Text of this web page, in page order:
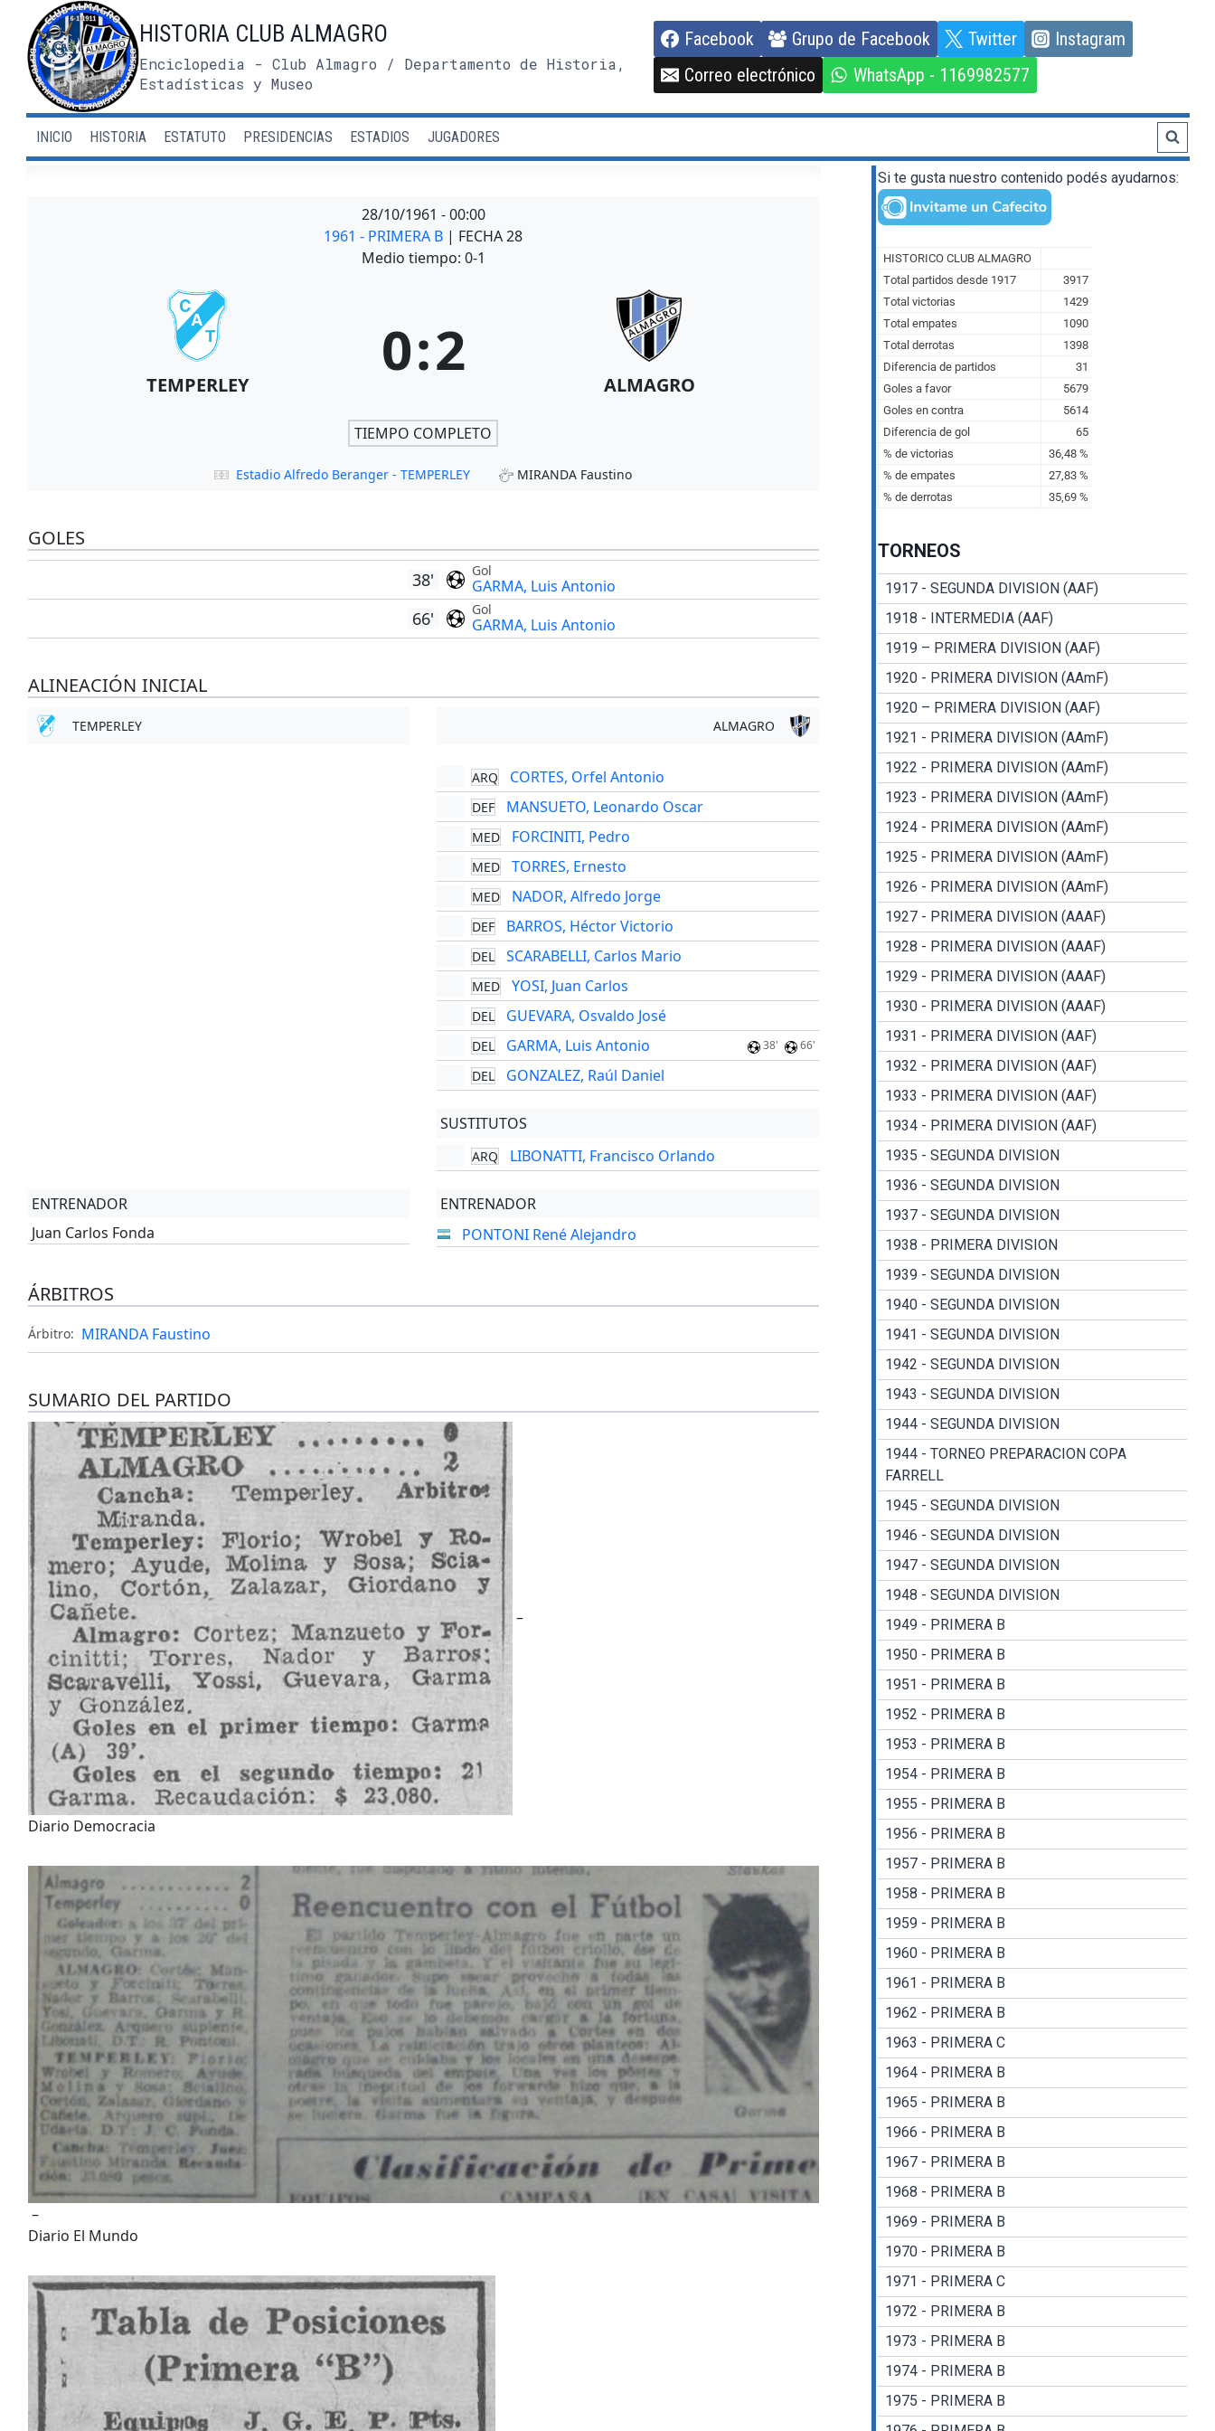
contenido
HISTORIA CLUB ALMAGRO
Enciclopedia - Club Almagro / Departamento de Historia,
Estadísticas y Museo
Facebook Grupo de Facebook Twitter
Instagram
Correo electrónico
WhatsApp - 1169982577
INICIO HISTORIA ESTATUTO PRESIDENCIAS ESTADIOS JUGADORES
28/10/1961 -00:00
1961 - PRIMERA B | FECHA 28
Medio tiempo: 0-1
TEMPERLEY 0:2 ALMAGRO
TIEMPO COMPLETO
Estadio Alfredo Beranger - TEMPERLEY MIRANDA Faustino
GOLES
38' Gol
GARMA, Luis Antonio
66' Gol
GARMA, Luis Antonio
ALINEACIÓN INICIAL
TEMPERLEY
ENTRENADOR
Juan Carlos Fonda
ALMAGRO
ARQ CORTES, Orfel Antonio
DEF MANSUETO, Leonardo Oscar
MED FORCINITI, Pedro
MED TORRES, Ernesto
MED NADOR, Alfredo Jorge
DEF BARROS, Héctor Victorio
DEL SCARABELLI, Carlos Mario
MED YOSI, Juan Carlos
DEL GUEVARA, Osvaldo José
DEL GARMA, Luis Antonio 38' 66'
DEL GONZALEZ, Raúl Daniel
SUSTITUTOS
ARQ LIBONATTI, Francisco Orlando
ENTRENADOR
PONTONI René Alejandro
ÁRBITROS
Árbitro: MIRANDA Faustino
SUMARIO DEL PARTIDO
–
Diario Democracia
–
Diario El Mundo
Si te gusta nuestro contenido podés ayudarnos:
TORNEOS
1917 - SEGUNDA DIVISION (AAF)
1918 - INTERMEDIA (AAF)
1919 – PRIMERA DIVISION (AAF)
1920 - PRIMERA DIVISION (AAmF)
1920 – PRIMERA DIVISION (AAF)
1921 - PRIMERA DIVISION (AAmF)
1922 - PRIMERA DIVISION (AAmF)
1923 - PRIMERA DIVISION (AAmF)
1924 - PRIMERA DIVISION (AAmF)
1925 - PRIMERA DIVISION (AAmF)
1926 - PRIMERA DIVISION (AAmF)
1927 - PRIMERA DIVISION (AAAF)
1928 - PRIMERA DIVISION (AAAF)
1929 - PRIMERA DIVISION (AAAF)
1930 - PRIMERA DIVISION (AAAF)
1931 - PRIMERA DIVISION (AAF)
1932 - PRIMERA DIVISION (AAF)
1933 - PRIMERA DIVISION (AAF)
1934 - PRIMERA DIVISION (AAF)
1935 - SEGUNDA DIVISION
1936 - SEGUNDA DIVISION
1937 - SEGUNDA DIVISION
1938 - PRIMERA DIVISION
1939 - SEGUNDA DIVISION
1940 - SEGUNDA DIVISION
1941 - SEGUNDA DIVISION
1942 - SEGUNDA DIVISION
1943 - SEGUNDA DIVISION
1944 - SEGUNDA DIVISION
1944 - TORNEO PREPARACION COPA
FARRELL
1945 - SEGUNDA DIVISION
1946 - SEGUNDA DIVISION
1947 - SEGUNDA DIVISION
1948 - SEGUNDA DIVISION
1949 - PRIMERA B
1950 - PRIMERA B
1951 - PRIMERA B
1952 - PRIMERA B
1953 - PRIMERA B
1954 - PRIMERA B
1955 - PRIMERA B
1956 - PRIMERA B
1957 - PRIMERA B
1958 - PRIMERA B
1959 - PRIMERA B
1960 - PRIMERA B
1961 - PRIMERA B
1962 - PRIMERA B
1963 - PRIMERA C
1964 - PRIMERA B
1965 - PRIMERA B
1966 - PRIMERA B
1967 - PRIMERA B
1968 - PRIMERA B
1969 - PRIMERA B
1970 - PRIMERA B
1971 - PRIMERA C
1972 - PRIMERA B
1973 - PRIMERA B
1974 - PRIMERA B
1975 - PRIMERA B